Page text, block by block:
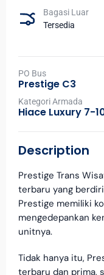
Bagasi Luar
Tersedia
PO Bus
Prestige C3
Kategori Armada
Hiace Luxury 7-
Description
Prestige Trans
terbaru yang
Prestige memiliki
mengedepankan
unitnya.
Tidak hanya itu,
terbaru dan prima,